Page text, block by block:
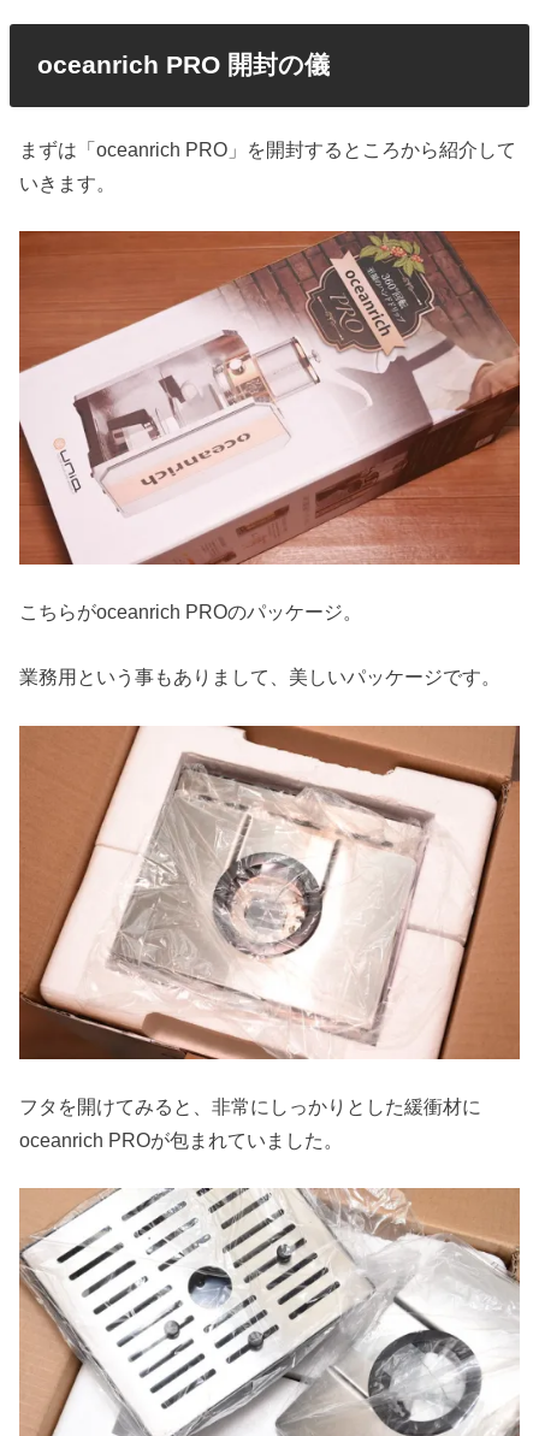
oceanrich PRO 開封の儀
まずは「oceanrich PRO」を開封するところから紹介して
いきます。
こちらがoceanrich PROのパッケージ。
業務用という事もありまして、美しいパッケージです。
フタを開けてみると、非常にしっかりとした緩衝材に
oceanrich PROが包まれていました。